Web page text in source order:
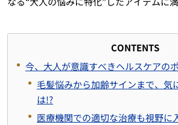
CONTENTS
今、大人が意識すべきヘルスケアの
毛髪悩みから加齢サインまで、気
は!?
医療機関での適切な治療も視野に